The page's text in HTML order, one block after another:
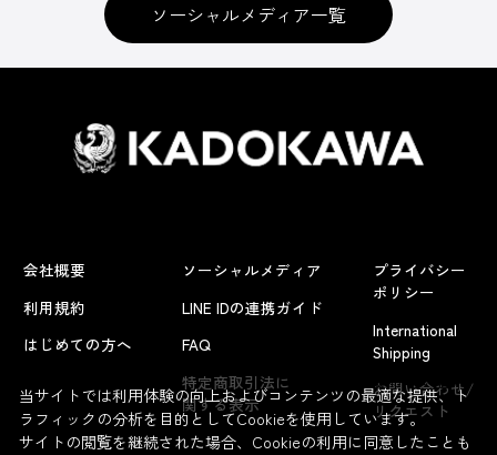
よくあるお問い合わせ
ソーシャルメディア一覧
会社概要
利用規約
はじめての方へ
ソーシャルメディア
LINE IDの連携ガイド
FAQ
特定商取引法に
関する表示
プライバシー
ポリシー
International
Shipping
お問い合わせ/
リクエスト
当サイトでは利用体験の向上およびコンテンツの最適な提供、ト
ラフィックの分析を目的としてCookieを使用しています。
サイトの閲覧を継続された場合、Cookieの利用に同意したことも